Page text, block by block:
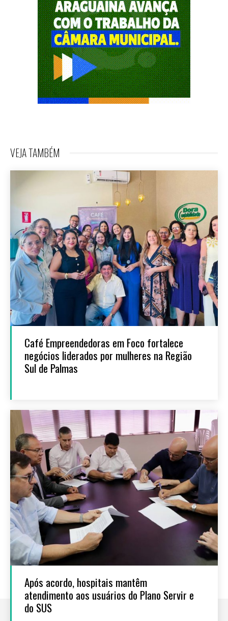
VEJA TAMBÉM
Café Empreendedoras em Foco fortalece
negócios liderados por mulheres na Região
Sul de Palmas
Após acordo, hospitais mantêm
atendimento aos usuários do Plano Servir e
do SUS